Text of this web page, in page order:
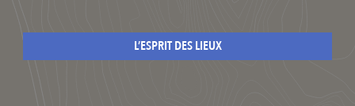
L’ESPRIT DES LIEUX